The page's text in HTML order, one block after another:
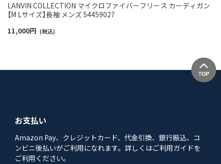
LANVIN COLLECTION マイクロファイバーフリース カーディガン
【M Lサイズ】長袖 メンズ 54459027
11,000円 (税込)
お支払い
Amazon Pay、クレジットカード、代金引換、銀行振込、コ
ンビニ後払いがご利用になれます。詳しくはご利用ガイドを
ご利用ください。